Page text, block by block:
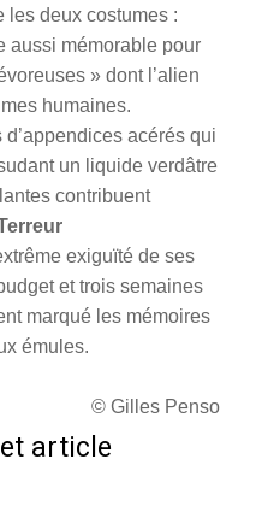
les deux costumes :
aussi mémorable pour
» dont l’alien
humaines.
acérés qui
un liquide verdâtre
contribuent
exiguïté de ses
et trois semaines
marqué les mémoires
émules.
© Gilles Penso
article